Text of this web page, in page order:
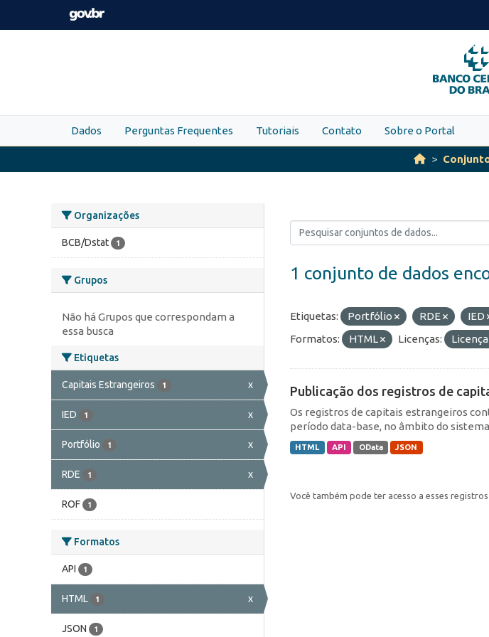
Skip to main content
O
Dados Perguntas Frequentes Tutoriais Contato Sobre o Portal
Organizações
BCB/Dstat 1
Grupos
Não há Grupos que correspondam a
essa busca
Etiquetas
Capitais Estrangeiros 1 x
IED 1 x
Portfólio 1 x
RDE 1 x
ROF 1
Formatos
API 1
HTML 1 x
JSON 1
1 conjunto de dados
Etiquetas: Portfólio RDE IED
Formatos:
HTML Licenças:
Publicação dos registros de
Os registros de capitais estrangeiros
período data-base, no âmbito do
HTML API OData JSON
Você também pode ter acesso a esses